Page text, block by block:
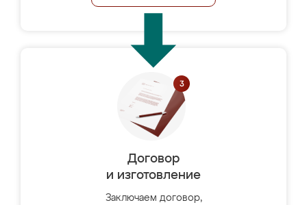
Договор
и изготовление
Заключаем договор,